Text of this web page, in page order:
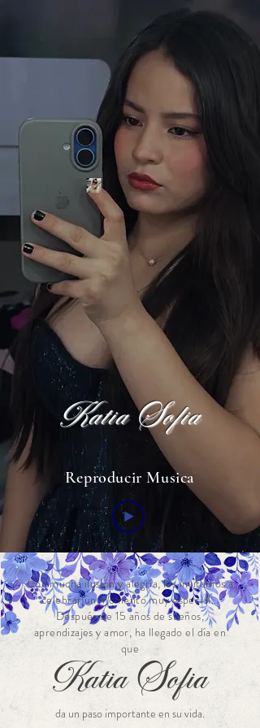
Katia Sofia
Reproducir Musica
Con mucha ilusión y alegría, les invitamos a
celebrar un momento muy especial…
Después de 15 años de sueños,
aprendizajes y amor, ha llegado el día en
que
Katia Sofia
da un paso importante en su vida.